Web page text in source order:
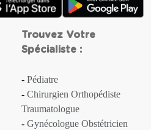
Trouvez Votre
Spécialiste :
Pédiatre
Chirurgien Orthopédiste
Traumatologue
Gynécologue Obstétricien